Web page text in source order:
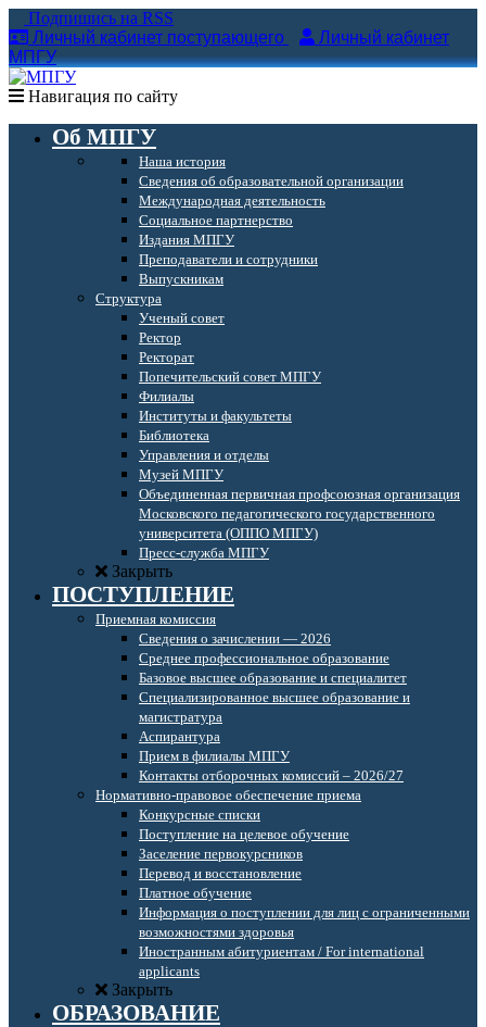
Подпишись на RSS
Личный кабинет поступающего
Личный кабинет
МПГУ
Навигация по сайту
Об МПГУ
Наша история
Сведения об образовательной организации
Международная деятельность
Социальное партнерство
Издания МПГУ
Преподаватели и сотрудники
Выпускникам
Структура
Ученый совет
Ректор
Ректорат
Попечительский совет МПГУ
Филиалы
Институты и факультеты
Библиотека
Управления и отделы
Музей МПГУ
Объединенная первичная профсоюзная организация
Московского педагогического государственного
университета (ОППО МПГУ)
Пресс-служба МПГУ
Закрыть
ПОСТУПЛЕНИЕ
Приемная комиссия
Сведения о зачислении — 2026
Среднее профессиональное образование
Базовое высшее образование и специалитет
Специализированное высшее образование и
магистратура
Аспирантура
Прием в филиалы МПГУ
Контакты отборочных комиссий – 2026/27
Нормативно-правовое обеспечение приема
Конкурсные списки
Поступление на целевое обучение
Заселение первокурсников
Перевод и восстановление
Платное обучение
Информация о поступлении для лиц с ограниченными
возможностями здоровья
Иностранным абитуриентам / For international
applicants
Закрыть
ОБРАЗОВАНИЕ